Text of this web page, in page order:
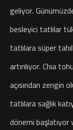
geliyor.
besleyici tatlılar
tatlılara süper
artırılıyor.Chia
açısından zengin
tatlılara sağlık
dönemi